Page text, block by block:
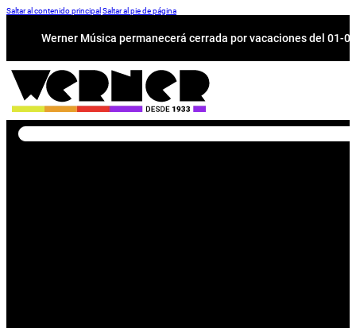
Saltar al contenido principal Saltar al pie de página
Werner Música permanecerá cerrada por vacaciones del 01-
Buscar